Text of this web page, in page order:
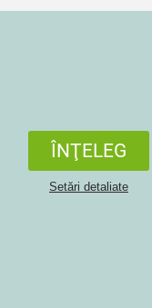
ÎNŢELEG
Setări detaliate